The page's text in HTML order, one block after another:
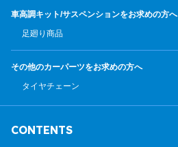
車高調キット/サスペンションをお求めの方へ
足廻り商品
その他のカーパーツをお求めの方へ
タイヤチェーン
CONTENTS